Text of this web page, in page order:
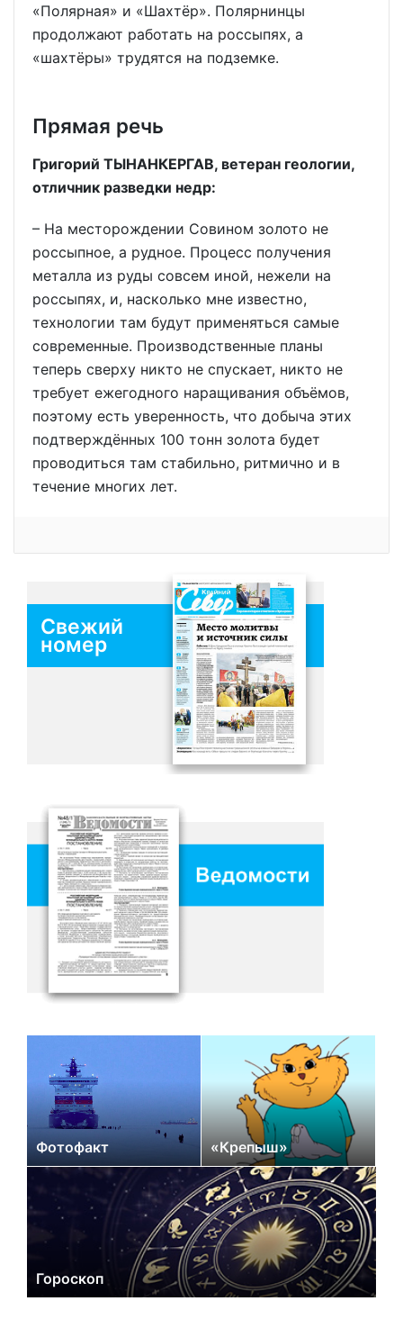
«Полярная» и «Шахтёр». Полярнинцы
продолжают работать на россыпях, а
«шахтёры» трудятся на подземке.
Прямая речь
Григорий ТЫНАНКЕРГАВ, ветеран геологии,
отличник разведки недр:
– На месторождении Совином золото не
россыпное, а рудное. Процесс получения
металла из руды совсем иной, нежели на
россыпях, и, насколько мне известно,
технологии там будут применяться самые
современные. Производственные планы
теперь сверху никто не спускает, никто не
требует ежегодного наращивания объёмов,
поэтому есть уверенность, что добыча этих
подтверждённых 100 тонн золота будет
проводиться там стабильно, ритмично и в
течение многих лет.
Свежий
номер
Фотофакт «Крепыш»
Гороскоп